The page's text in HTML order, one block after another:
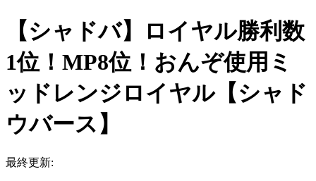
【シャドバ】ロイヤル勝利数
1位！MP8位！おんぞ使用ミ
ッドレンジロイヤル【シャド
ウバース】
最終更新: